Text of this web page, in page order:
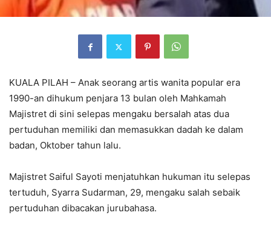
KUALA PILAH – Anak seorang artis wanita popular era
1990-an dihukum penjara 13 bulan oleh Mahkamah
Majistret di sini selepas mengaku bersalah atas dua
pertuduhan memiliki dan memasukkan dadah ke dalam
badan, Oktober tahun lalu.
Majistret Saiful Sayoti menjatuhkan hukuman itu selepas
tertuduh, Syarra Sudarman, 29, mengaku salah sebaik
pertuduhan dibacakan jurubahasa.